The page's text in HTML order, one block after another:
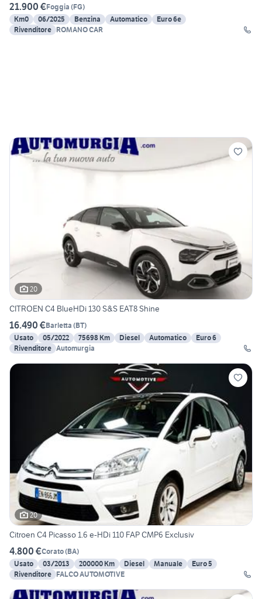
21.900 €Foggia (FG)
Km0
06/2025 Benzina Automatico
Euro 6e
Rivenditore ROMANO CAR
20
CITROEN C4 BlueHDi 130 S&S EAT8 Shine
16.490 €Barletta (BT)
Usato
05/2022 75698 Km Diesel Automatico
Euro 6
Rivenditore Automurgia
20
Citroen C4 Picasso 1.6 e-HDi 110 FAP CMP6 Exclusiv
4.800 €Corato(BA)
Usato
03/2013 200000 Km Diesel Manuale
Euro 5
Rivenditore FALCO AUTOMOTIVE